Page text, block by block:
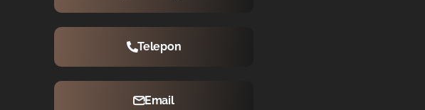
Telepon
Email